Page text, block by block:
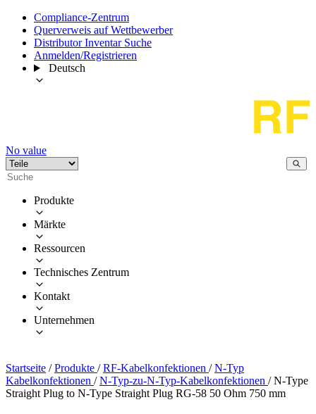
Compliance-Zentrum
Querverweis auf Wettbewerber
Distributor Inventar Suche
Anmelden/Registrieren
Deutsch
No value
Produkte
Märkte
Ressourcen
Technisches Zentrum
Kontakt
Unternehmen
Startseite / Produkte / RF-Kabelkonfektionen / N-Typ
Kabelkonfektionen / N-Typ-zu-N-Typ-Kabelkonfektionen / N-Type
Straight Plug to N-Type Straight Plug RG-58 50 Ohm 750 mm